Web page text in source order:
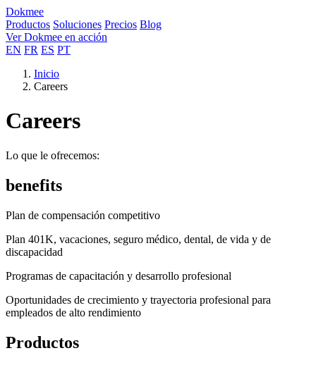
Dokmee
Productos Soluciones Precios Blog
Ver Dokmee en acción
EN FR ES PT
Inicio
Careers
Careers
Lo que le ofrecemos:
benefits
Plan de compensación competitivo
Plan 401K, vacaciones, seguro médico, dental, de vida y de
discapacidad
Programas de capacitación y desarrollo profesional
Oportunidades de crecimiento y trayectoria profesional para
empleados de alto rendimiento
Productos